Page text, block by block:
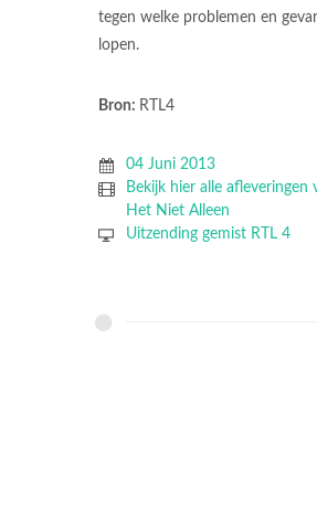
tegen welke problemen en
lopen.
Bron: RTL4
04 Juni 2013
Bekijk hier alle afleveringen
Het Niet Alleen
Uitzending gemist RTL 4